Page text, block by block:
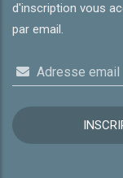
d'inscription vous
par email.
Adresse email